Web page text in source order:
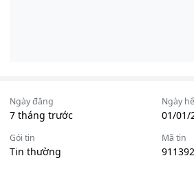
Ngày đăng
7 tháng trước
Ngày
01/01/
Gói tin
Tin thường
Mã tin
911392